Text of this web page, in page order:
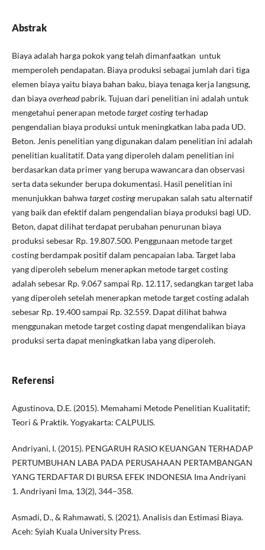
Abstrak
Biaya adalah harga pokok yang telah dimanfaatkan untuk
memperoleh pendapatan. Biaya produksi sebagai jumlah dari tiga
elemen biaya yaitu biaya bahan baku, biaya tenaga kerja langsung,
dan biayaoverheadpabrik. Tujuan dari penelitian ini adalah untuk
mengetahui penerapan metodetarget costingterhadap
pengendalian biaya produksi untuk meningkatkan laba pada UD.
Beton. Jenis penelitian yang digunakan dalam penelitian ini adalah
penelitian kualitatif. Data yang diperoleh dalam penelitian ini
berdasarkan data primer yang berupa wawancara dan observasi
serta data sekunder berupa dokumentasi. Hasil penelitian ini
menunjukkan bahwatarget costingmerupakan salah satu alternatif
yang baik dan efektif dalam pengendalian biaya produksi bagi UD.
Beton, dapat dilihat terdapat perubahan penurunan biaya
produksi sebesar Rp. 19.807.500. Penggunaan metode target
costing berdampak positif dalam pencapaian laba. Target laba
yang diperoleh sebelum menerapkan metode target costing
adalah sebesar Rp. 9.067 sampai Rp. 12.117, sedangkan target laba
yang diperoleh setelah menerapkan metode target costing adalah
sebesar Rp. 19.400 sampai Rp. 32.559. Dapat dilihat bahwa
menggunakan metode target costing dapat mengendalikan biaya
produksi serta dapat meningkatkan laba yang diperoleh.
Referensi
Agustinova, D.E. (2015). Memahami Metode Penelitian Kualitatif;
Teori & Praktik. Yogyakarta: CALPULIS.
Andriyani, I. (2015). PENGARUH RASIO KEUANGAN TERHADAP
PERTUMBUHAN LABA PADA PERUSAHAAN PERTAMBANGAN
YANG TERDAFTAR DI BURSA EFEK INDONESIA Ima Andriyani
1. Andriyani Ima, 13(2), 344–358.
Asmadi, D., & Rahmawati, S. (2021). Analisis dan Estimasi Biaya.
Aceh: Syiah Kuala University Press.